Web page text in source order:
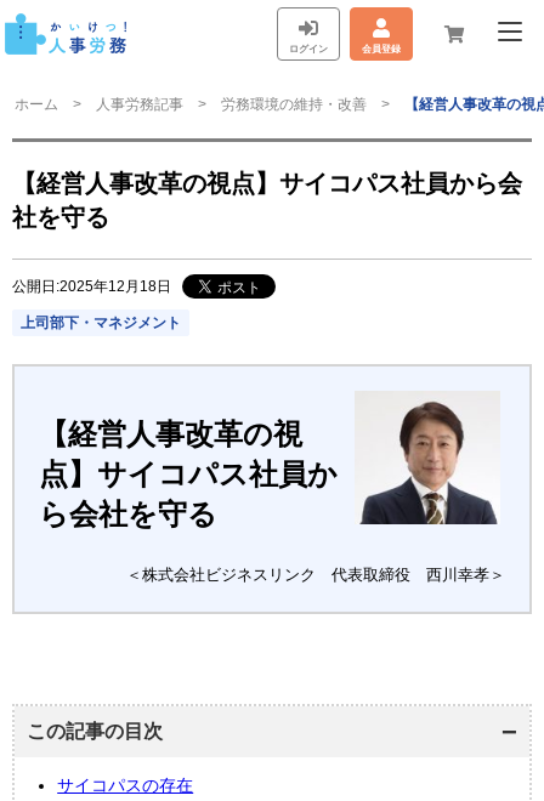
ログイン 会員登録
ホーム 人事労務記事 労務環境の維持・改善 【経営人事改革の
【経営人事改革の視点】サイコパス社員から会
社を守る
公開日:2025年12月18日
上司部下・マネジメント
【経営人事改革の視
点】サイコパス社員か
ら会社を守る
＜株式会社ビジネスリンク 代表取締役 西川幸孝＞
この記事の目次
サイコパスの存在